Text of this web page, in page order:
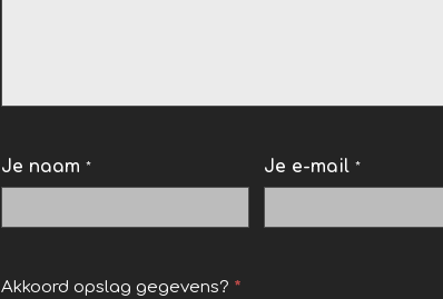
Je naam * Je e-mail*
Akkoord opslag gegevens? *